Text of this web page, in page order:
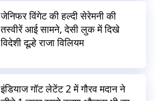
जेनिफर विंगेट की हल्दी सेरेमनी की
तस्वीरें आई सामने, देसी लुक में दिखे
विदेशी दूल्हे राजा विलियम
इंडियाज गॉट लेटेंट 2 में गौरव मदान ने